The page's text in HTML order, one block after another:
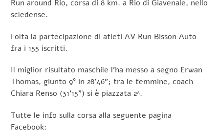
Run around Rio, corsa di 8 km. a Rio di Giavenale, nello
scledense.
Folta la partecipazione di atleti AV Run Bisson Auto
fra i 155 iscritti.
Il miglior risultato maschile l’ha messo a segno Erwan
Thomas, giunto 9° in 28’46”; tra le femmine, coach
Chiara Renso (31’15”) si è piazzata 2^.
Tutte le info sulla corsa alla seguente pagina
Facebook: